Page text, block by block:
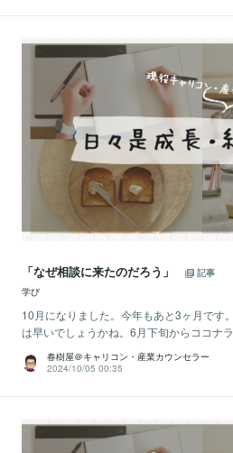
「なぜ相談に来たのだろう」
記事
学び
10月になりました。今年もあと3ヶ月です
は早いでしょうかね。6月下旬からココナ
春樹屋＠キャリコン・産業カウンセラー
2024/10/05 00:35